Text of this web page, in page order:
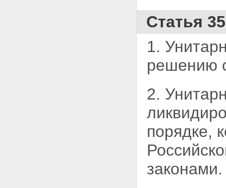
Статья
1.
решению
2.
порядке,
законами.